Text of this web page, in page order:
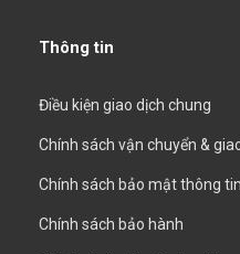
Thông tin
Điều kiện giao dịch chung
Chính sách vận chuyển &
Chính sách bảo mật thông tin
Chính sách bảo hành